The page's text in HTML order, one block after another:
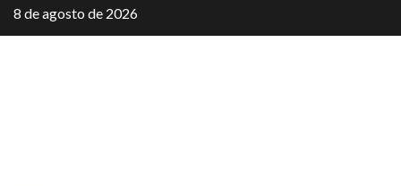
Saltar
al
8 de agosto de 2026